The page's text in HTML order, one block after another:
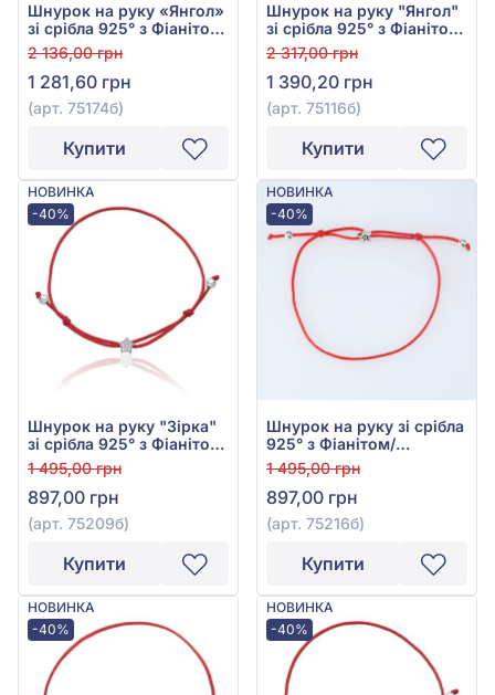
Шнурок на руку «Янгол»
зі срібла 925° з Фіанітом/
куб.цирконієм Червоним
Текстилем, арт. 75174б
2 136,00 грн
1 281,60 грн
(арт. 75174б)
Купити
Шнурок на руку "Янгол"
зі срібла 925° з Фіанітом/
куб.цирконієм Червоним
Текстилем, арт. 75116б
2 317,00 грн
1 390,20 грн
(арт. 75116б)
Купити
НОВИНКА
-40%
Шнурок на руку "Зірка"
зі срібла 925° з Фіанітом/
куб.цирконієм Червоним
Текстилем, арт. 75209б
1 495,00 грн
897,00 грн
(арт. 75209б)
Купити
НОВИНКА
-40%
Шнурок на руку зі срібла
925° з Фіанітом/
куб.цирконієм Червоним
Текстилем, арт. 75216б
1 495,00 грн
897,00 грн
(арт. 75216б)
Купити
НОВИНКА
-40%
НОВИНКА
-40%